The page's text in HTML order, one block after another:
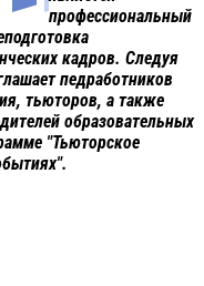
профессиональный
кадров. Следуя
педработников
тьюторов, а также
образовательных
"Тьюторское